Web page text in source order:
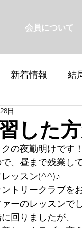
会員について
新着情報 結
した
日
の夜勤明けです！
、昼まで残業し
ッスン(^^)♪
トリークラブを
ーのレッスンで
回りましたが、